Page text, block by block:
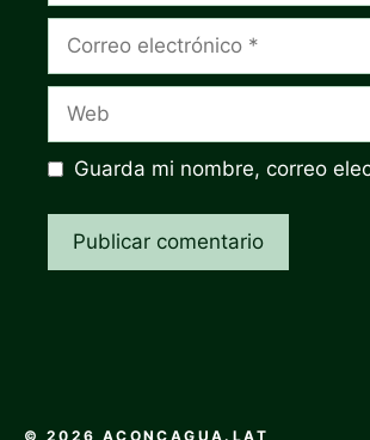
electrónico
Guarda mi nombre, correo
© 2026 ACONCAGUA.LAT